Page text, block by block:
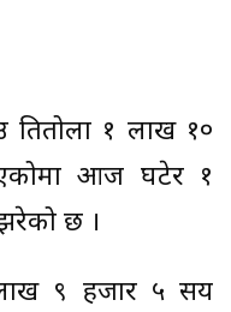
१ लाख १०
आज घटेर १
छ ।
लाख ९ हजार ५ सय